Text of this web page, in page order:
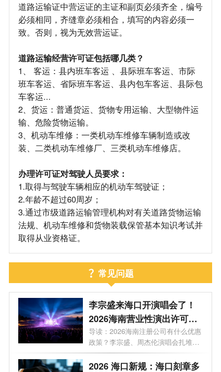
道路运输证中营运证的主证和副页必须齐全，编号
必须相同，齐缝章必须相合，填写的内容必须一
致。否则，视为无效营运证。
道路运输经营许可证包括哪几类？
1、 客运：县内班车客运 、县际班车客运、市际
班车客运、省际班车客运、县内包车客运、县际包
车客运...
2、货运：普通货运、货物专用运输、大型物件运
输、危险货物运输。
3、机动车维修：一类机动车维修车辆制造或改
装、二类机动车维修厂、三类机动车维修店。
办理许可证对驾驶人员要求：
1.取得与驾驶车辆相应的机动车驾驶证；
2.年龄不超过60周岁；
3.通过市级道路运输管理机构对有关道路货物运输
法规、机动车维修和货物装载保管基本知识考试并
取得从业资格证。
常见问题
李宗盛来海口开演唱会了！
2026海南营业性演出许可证
怎么办理？一文看懂海南演
艺补贴申报合规全流程
导读：2026海南注册公司有什么优惠
政策？李宗盛、周杰伦演唱会扎堆，
揭秘...
2026 海口新规：海口刻章多